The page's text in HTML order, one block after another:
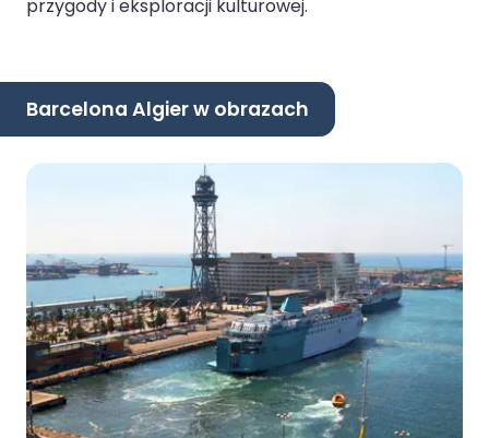
przygody i eksploracji kulturowej.
Barcelona Algier w obrazach